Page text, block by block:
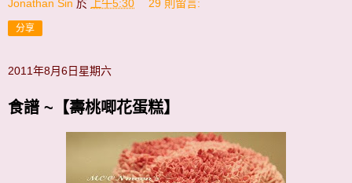
Jonathan Sin 於 上午5:30 29 則留言:
分享
2011年8月6日星期六
食譜 ~【壽桃唧花蛋糕】